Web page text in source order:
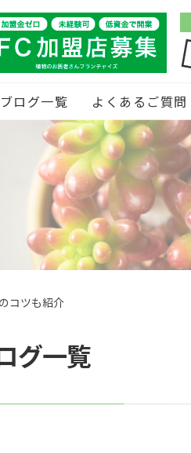
ブログ一覧 よくあるご質問
コツも紹介
グ一覧